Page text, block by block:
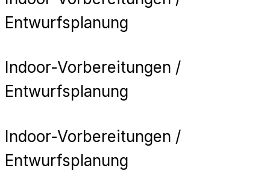
Entwurfsplanung
Indoor-Vorbereitungen /
Entwurfsplanung
Indoor-Vorbereitungen /
Entwurfsplanung